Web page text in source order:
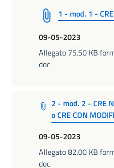
1 - mod. 1 -
09-05-2023
Allegato 75.50 KB
doc
2 - mod. 2 - CRE
o CRE CON
09-05-2023
Allegato 82.00 KB
doc